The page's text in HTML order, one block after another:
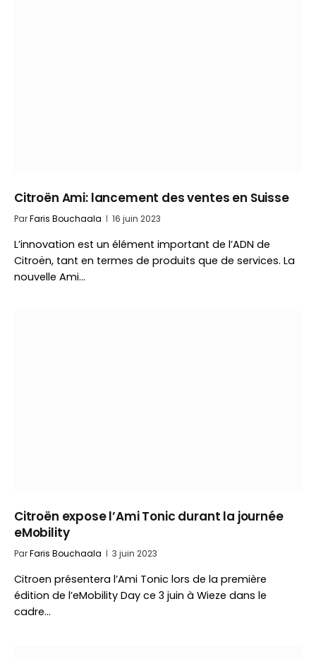
Citroën Ami: lancement des ventes en Suisse
ParFaris Bouchaala 16 juin 2023
L’innovation est un élément important de l’ADN de
Citroën, tant en termes de produits que de services. La
nouvelle Ami…
Citroën expose l’Ami Tonic durant la journée
eMobility
ParFaris Bouchaala 3 juin 2023
Citroen présentera l’Ami Tonic lors de la première
édition de l’eMobility Day ce 3 juin à Wieze dans le
cadre…